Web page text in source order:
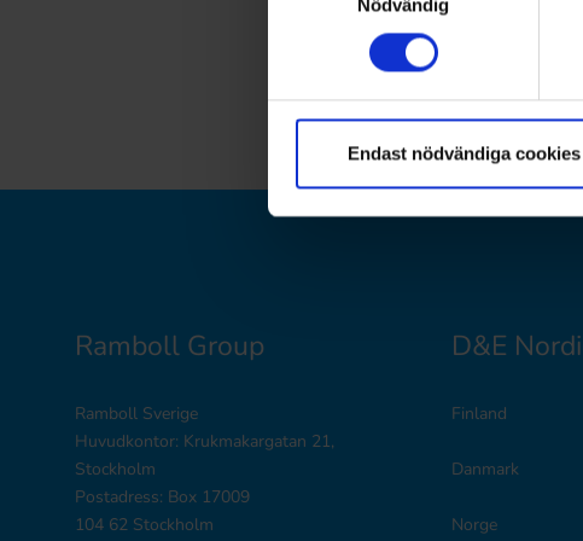
Nödvändig
Endast nödvändiga cookies
Ramboll Group
Ramboll Sverige
Huvudkontor: Krukmakargatan 21,
Stockholm
Postadress: Box 17009
104 62 Stockholm
D&E
Finland
Danmark
Norge